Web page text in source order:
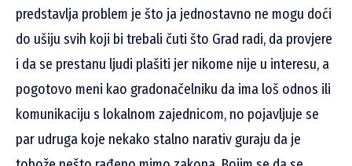
predstavlja problem je što ja jednostavno ne mogu doći
do ušiju svih koji bi trebali čuti što Grad radi, da provjere
i da se prestanu ljudi plašiti jer nikome nije u interesu, a
pogotovo meni kao gradonačelniku da ima loš odnos ili
komunikaciju s lokalnom zajednicom, no pojavljuje se
par udruga koje nekako stalno narativ guraju da je